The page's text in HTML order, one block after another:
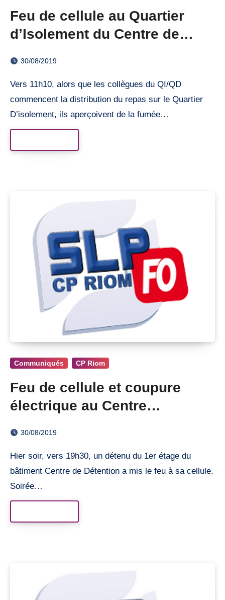
Feu de cellule au Quartier
d’Isolement du Centre de
30/08/2019
Vers 11h10, alors que les collègues du QI/QD
commencent la distribution du repas sur le Quartier
D’isolement, ils aperçoivent de la fumée…
Communiqués CP Riom
Feu de cellule et coupure
électrique au Centre
30/08/2019
Hier soir, vers 19h30, un détenu du 1er étage du
bâtiment Centre de Détention a mis le feu à sa cellule.
Soirée…